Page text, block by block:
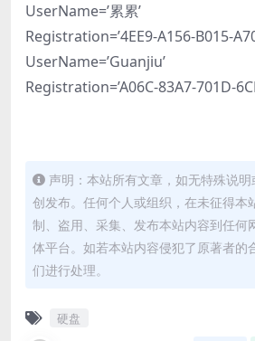
UserName=’累累’
Registration=’4EE9-A156-B015-
UserName=’Guanjiu’
Registration=’A06C-83A7-701D-
声明：本站所有文章，如无特殊说
创发布。任何个人或组织，在未征得本
制、盗用、采集、发布本站内容到任何
体平台。如若本站内容侵犯了原著者的
们进行处理。
硬盘